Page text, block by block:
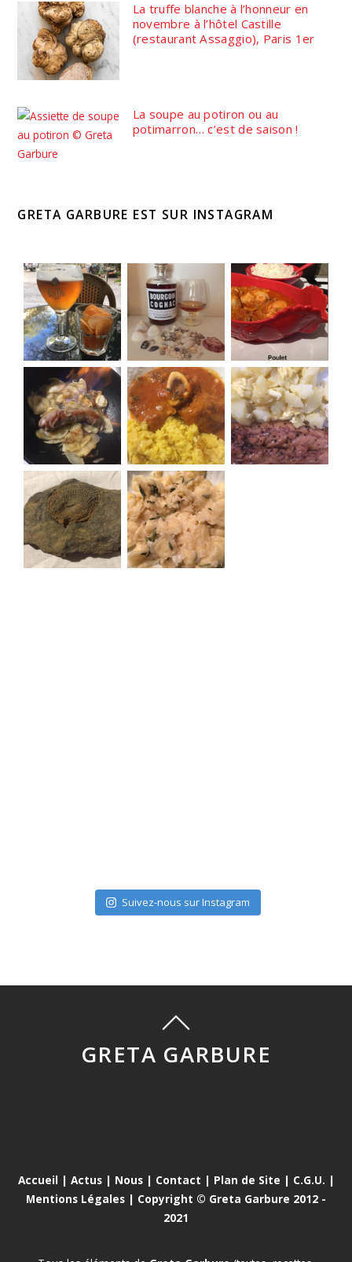
La truffe blanche à l’honneur en
novembre à l’hôtel Castille
(restaurant Assaggio), Paris 1er
La soupe au potiron ou au
potimarron… c’est de saison !
GRETA GARBURE EST SUR INSTAGRAM
Suivez-nous sur Instagram
GRETA GARBURE
Accueil | Actus| Nous| Contact | Plan de Site | C.G.U. |
Mentions Légales | Copyright © Greta Garbure 2012 -
2021